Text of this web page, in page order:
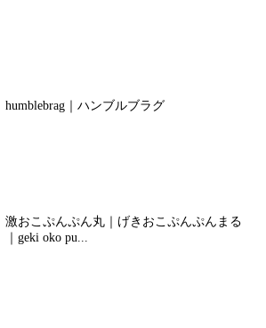
humblebrag｜ハンブルブラグ
激おこぷんぷん丸｜げきおこぷんぷんまる
｜geki oko pu...